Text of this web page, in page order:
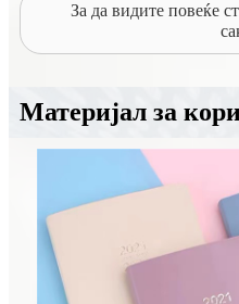
За да видите повеќе
Материјал за